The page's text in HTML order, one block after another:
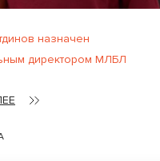
назначен
директором МЛБЛ